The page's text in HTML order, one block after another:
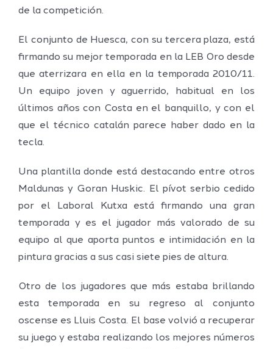
de la competición.
El conjunto de Huesca, con su tercera plaza, está
firmando su mejor temporada en la LEB Oro desde
que aterrizara en ella en la temporada 2010/11.
Un equipo joven y aguerrido, habitual en los
últimos años con Costa en el banquillo, y con el
que el técnico catalán parece haber dado en la
tecla.
Una plantilla donde está destacando entre otros
Maldunas y Goran Huskic. El pívot serbio cedido
por el Laboral Kutxa está firmando una gran
temporada y es el jugador más valorado de su
equipo al que aporta puntos e intimidación en la
pintura gracias a sus casi siete pies de altura.
Otro de los jugadores que más estaba brillando
esta temporada en su regreso al conjunto
oscense es Lluis Costa. El base volvió a recuperar
su juego y estaba realizando los mejores números